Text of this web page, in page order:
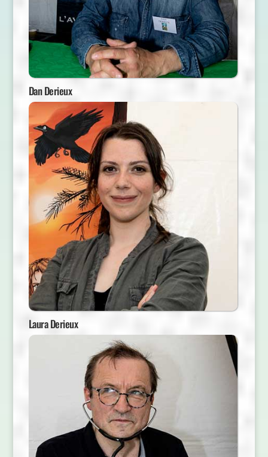
Dan Derieux
Laura Derieux